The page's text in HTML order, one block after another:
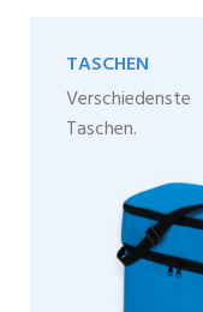
TASCHEN
Verschiedenste
Taschen.